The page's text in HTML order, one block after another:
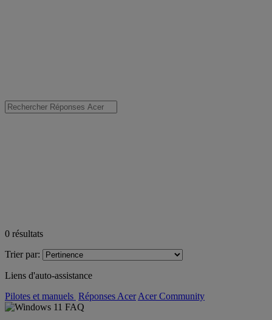
0 résultats
Trier par:
Liens d'auto-assistance
Pilotes et manuels Réponses Acer Acer Community